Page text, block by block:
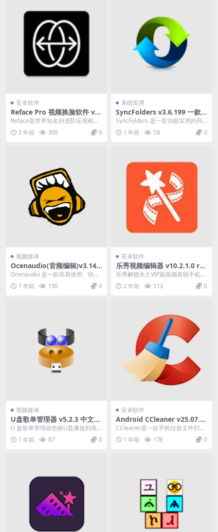
安卓软件
Reface Pro 视频换脸软件 v4.
7.0 解锁专业版
Reface是世界知名的进阶应用程
序，并提供每日更新的视频、动态
图、照片和图片资...
2 年前 309 0
系统应用
SyncFolders v3.6.199 一款
功能实用的同步备份工具多语
便携版
SyncFolders 是一款功能实用的同
步备份工具，能够帮助用户在两个
文件夹之...
1 年前 58 0
视频媒体
Ocenaudio(音频编辑)v3.14.1
1 中文破解便携式版
Ocenaudio 是一款容易使用、快速
且功能齐全的声音编辑器。对于需
要轻松编辑...
1 年前 150 0
安卓软件
乐秀视频编辑器 v10.2.1.0 rc
直装去广告解锁会员版
乐秀解锁永久VIP版视频剪辑手机版
是一款非常好用的视频剪辑应用，
软件现在已经解锁...
2 年前 113 0
视频媒体
U盘歌单管理器 v5.2.3 中文绿
色版
U 盘歌单管理器也称U盘播放列表
管理器，该工具主要为音乐U盘制
作播放列表（也称歌...
1 年前 87 0
安卓软件
Android CCleaner v25.07.0
b800011073 专业版 高级付费
CCleaner是一款手机垃圾文件扫描
清理工具，可以对手机中的第三方
应用程序、网...
1 年前 178 0